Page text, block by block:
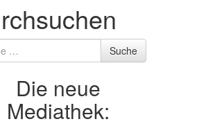
Suche
Die neue
Mediathek: